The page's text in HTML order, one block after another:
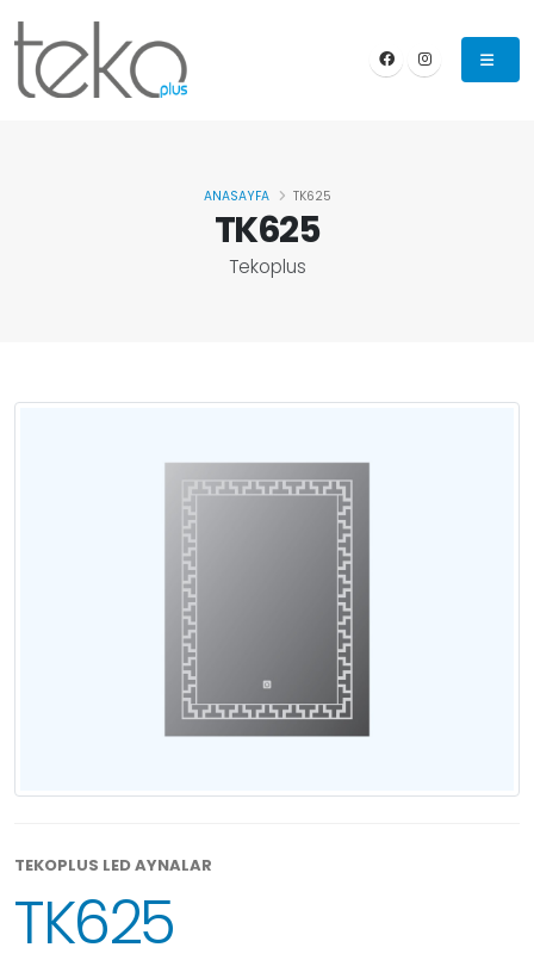
TK625
Tekoplus
ANASAYFA TK625
TEKOPLUS LED AYNALAR
TK625